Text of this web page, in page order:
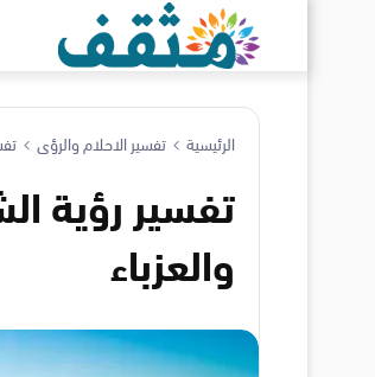
الرئيسية تفسير الاحلام والرؤى
تفسير رؤية
والعزباء